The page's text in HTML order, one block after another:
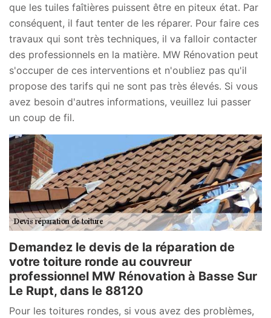
que les tuiles faîtières puissent être en piteux état. Par
conséquent, il faut tenter de les réparer. Pour faire ces
travaux qui sont très techniques, il va falloir contacter
des professionnels en la matière. MW Rénovation peut
s'occuper de ces interventions et n'oubliez pas qu'il
propose des tarifs qui ne sont pas très élevés. Si vous
avez besoin d'autres informations, veuillez lui passer
un coup de fil.
Demandez le devis de la réparation de
votre toiture ronde au couvreur
professionnel MW Rénovation à Basse Sur
Le Rupt, dans le 88120
Pour les toitures rondes, si vous avez des problèmes,